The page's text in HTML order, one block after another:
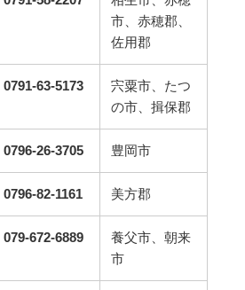
市、赤穂郡、
佐用郡
0791-63-5173
宍粟市、たつ
の市、揖保郡
0796-26-3705 豊岡市
0796-82-1161 美方郡
079-672-6889
養父市、朝来
市